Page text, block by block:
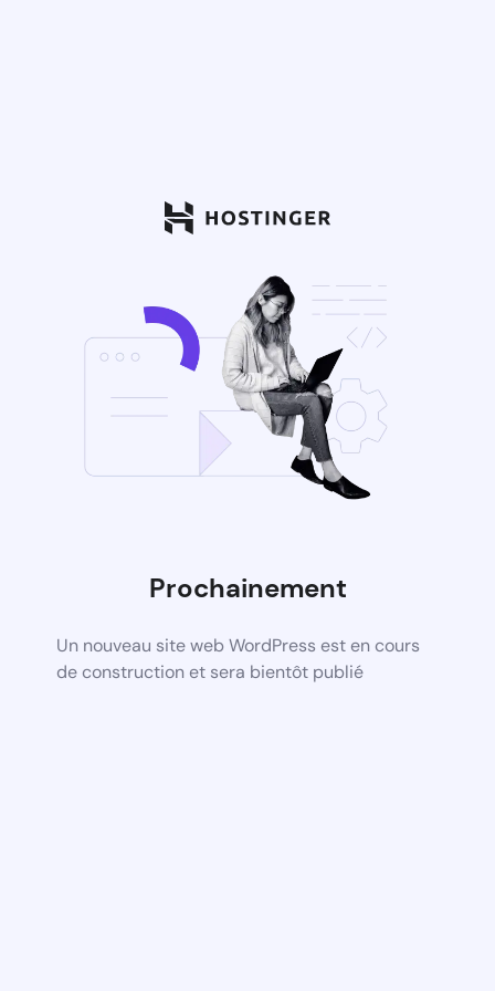
Prochainement
Un nouveau site web WordPress est en cours
de construction et sera bientôt publié